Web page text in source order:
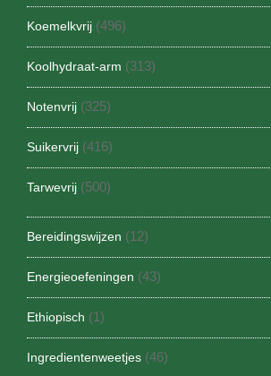
Koemelkvrij (496)
Koolhydraat-arm (313)
Notenvrij (325)
Suikervrij (416)
Tarwevrij (500)
Bereidingswijzen (12)
Energieoefeningen (43)
Ethiopisch (1)
Ingredientenweetjes (46)